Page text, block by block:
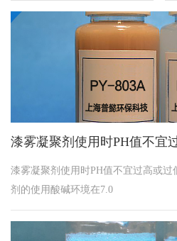
漆雾凝聚剂使用时PH值不宜
漆雾凝聚剂使用时PH值不宜过高或过
剂的使用酸碱环境在7.0